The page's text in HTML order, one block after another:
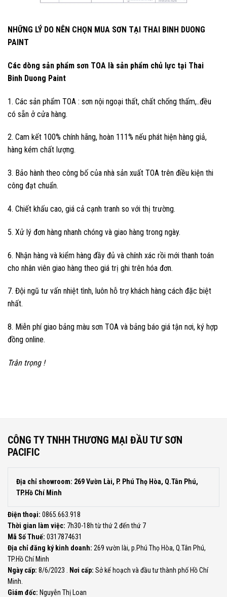
NHỮNG LÝ DO NÊN CHỌN MUA SƠN TẠI THAI BINH DUONG
PAINT
Các dòng sản phẩm sơn TOA là sản phẩm chủ lực tại Thai
Binh Duong Paint
1. Các sản phẩm TOA : sơn nội ngoại thất, chất chống thấm,..đều
có sẵn ở cửa hàng.
2. Cam kết 100% chính hãng, hoàn 111% nếu phát hiện hàng giả,
hàng kém chất lượng.
3. Bảo hành theo công bố của nhà sản xuất TOA trên điều kiện thi
công đạt chuẩn.
4. Chiết khấu cao, giá cả cạnh tranh so với thị trường.
5. Xử lý đơn hàng nhanh chóng và giao hàng trong ngày.
6. Nhận hàng và kiểm hàng đầy đủ và chính xác rồi mới thanh toán
cho nhân viên giao hàng theo giá trị ghi trên hóa đơn.
7. Đội ngũ tư vấn nhiệt tình, luôn hỗ trợ khách hàng cách đặc biệt
nhất.
8. Miễn phí giao bảng màu sơn TOA và bảng báo giá tận nơi, ký hợp
đồng online.
Trân trọng !
CÔNG TY TNHH THƯƠNG MẠI ĐẦU TƯ SƠN
PACIFIC
Địa chỉ showroom: 269 Vườn Lài, P. Phú Thọ Hòa, Q.Tân Phú,
TP.Hồ Chí Minh
Điện thoại: 0865.663.918
Thời gian làm việc: 7h30-18h từ thứ 2 đến thứ 7
Mã Số Thuế: 0317874631
Địa chỉ đăng ký kinh doanh: 269 vườn lài, p.Phú Thọ Hòa, Q.Tân Phú,
TP.Hồ Chí Minh
Ngày cấp: 8/6/2023 . Nơi cấp: Sở kế hoạch và đầu tư thành phố Hồ Chí
Minh.
Giám đốc: Nguyễn Thị Loan